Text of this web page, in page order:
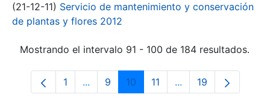
(21-12-11) Servicio de mantenimiento y conservación
de plantas y flores 2012
Mostrando el intervalo 91 - 100 de 184 resultados.
Página
1 ...Páginas intermedias Use TAB para
Página
9 Página
10 Página
11 ...PáginasPágina
19